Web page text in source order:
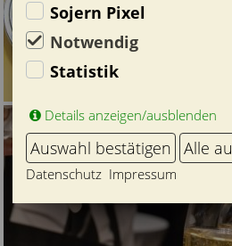
Sojern Pixel
Notwendig
Statistik
Details anzeigen/ausblenden
Auswahl bestätigen Alle
Datenschutz Impressum